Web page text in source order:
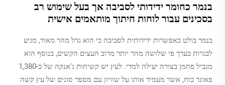
בנמר כחומר ידידותי לסביבה אך בעל שימוש רב
בסכינים עבור לוחות חיתוך מותאמים אישית
בנמר בולט כאפשרות ידידותית לסביבה כי הוא גדל מהר מאוד, מגיע
לבגרות בערך פי שלושה מהר יותר מרוב העצים הקשים, בנוסף הוא
מגביל פחמן בצורה יעילה למדי. לעץ יש קשיחות ג'אנקה של כ-1,380
פאונד כוח, אשר מעמיד אותו על שוויון עם מספר סוגים של עץ קשה